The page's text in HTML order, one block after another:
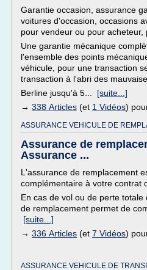
Garantie occasion, assurance
voitures d'occasion, occasions
pour vendeur ou pour
Une garantie mécanique
l'ensemble des points
véhicule, pour une transaction
transaction à l'abri des
Berline jusqu'à 5... [suite...]
→ 338 Articles (et 1 Vidéos)
ASSURANCE VEHICULE DE
Assurance de
Assurance ...
L'assurance de remplacement
complémentaire à votre contrat
En cas de vol ou de perte
de remplacement permet de
[suite...]
→ 336 Articles (et 7 Vidéos)
ASSURANCE VEHICULE DE